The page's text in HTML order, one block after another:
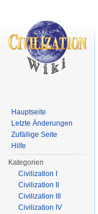
Hauptseite
Letzte Änderungen
Zufällige Seite
Hilfe
Kategorien
Civilization I
Civilization II
Civilization III
Civilization IV